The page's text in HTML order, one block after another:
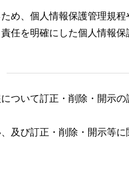
め、個人情報保護管理規
任を明確にした個人情報
ついて訂正・削除・開示
及び訂正・削除・開示等